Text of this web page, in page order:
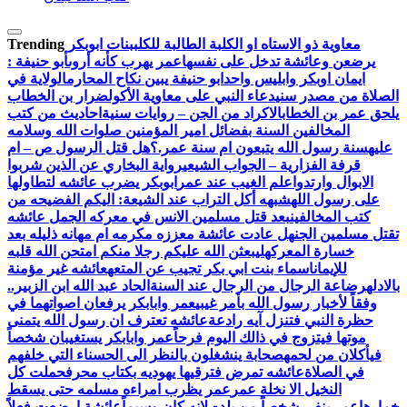
Trending معاوية ذو الاستاه او الكلبة الطالبة للكلببنات ابوبكر
يرضعن وعائشة تدخل على نفسهاعمر يهرب كأنه أروىأبو ‏حنيفة ‏:
‏ايمان ‏اوبكر ‏وابليس ‏واحد ابو حنيفة يبين نكاح المحارمالولاية في
الصلاة من مصدر سنيدعاء النبي على معاوية الأكولضرار بن الخطاب
يلحق عمر بن الخطابالاكراد من الجن – روايات سنية احاديث من كتب
المخالفين السنة بفضائل امير المؤمنين صلوات الله وسلامه
عليهسنة رسول الله يتبعون ام سنة عمر.؟هل قتل الرسول ص – ام
قرفة الفزارية – الجواب الشيعيرواية البخاري عن الذين شربوا
الابوال وارتدوا علم الغيب عند عمر ابوبكر يضرب عائشه لتطاولها
على رسول اللهشبهه أكل التراب عند الشيعة: اليكم الفضيحه من
كتب المخالفينبعد قتل مسلمين الانس في معركه الجمل عائشه
تقتل مسلمين الجنهل عادت عائشة معززه مكرمه ام مهانه ذليله بعد
خسارة المعركهليبعثن الله عليكم رجلا منكم امتحن الله قلبه
للإيماناسماء بنت ابي بكر تجيب عن المتعهعائشه غير مؤمنة
بالادلهرضاعة الرجال من الرجال عند السنة الحاد عبد الله ابن الزبير..
وفقاً لأخبار رسول الله بأمر غيبيعمر وابابكر يرفعان اصواتهما في
حظرة النبي فتنزل آيه رادعةعائشه تعترف ان رسول الله يتمنى
موتها فيتزوج في ذالك اليوم فرحاًعمر وابابكر يستغيبان شخصاً
فيأكلان من لحمهصحابة ينشغلون بالنظر الى الحسناء التي خلفهم
في الصلاةعائشه تمرض فترقيها يهوديه بكتاب محرفحملت كل
النخيل الا نخلة عمر عمر يظرب امراءه مسلمه حتى يسقط